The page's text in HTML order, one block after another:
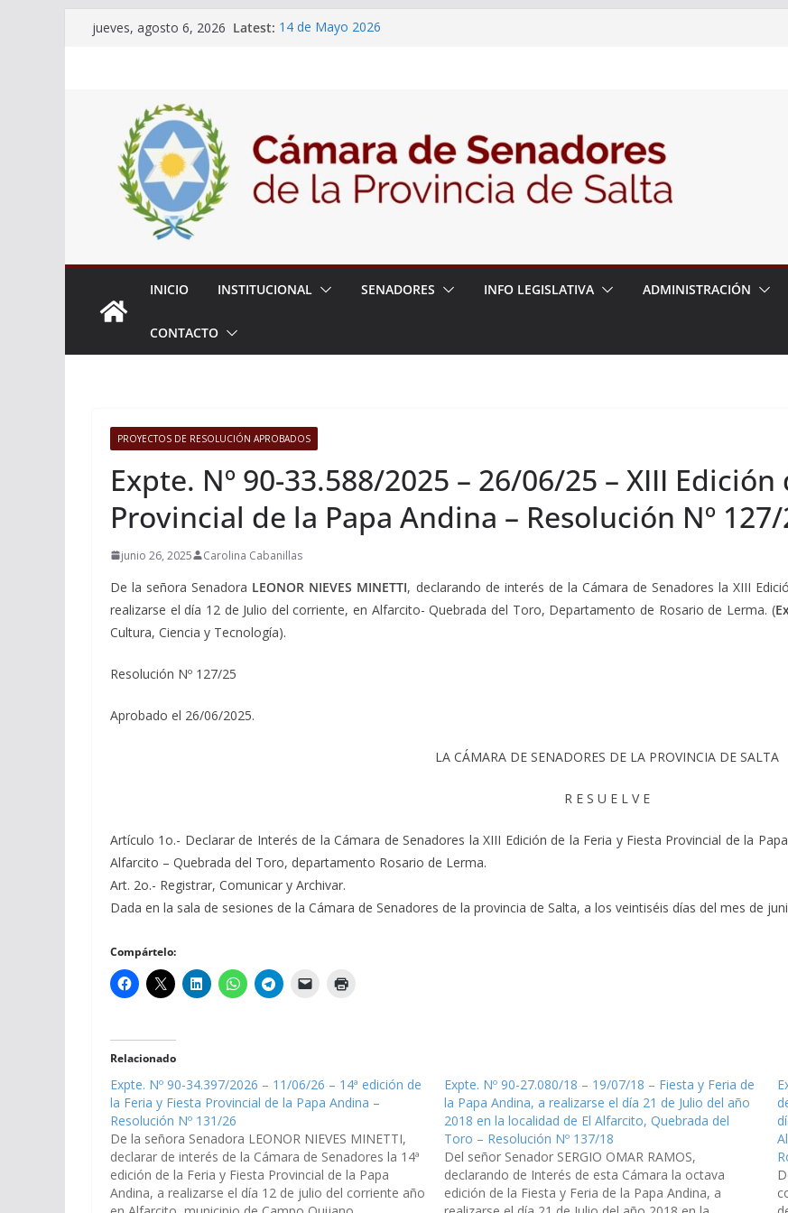
jueves, agosto 6, 2026 Latest: 14 de Mayo 2026
Adjudicacion Simple N° 27/26
INICIO INSTITUCIONAL SENADORES INFO LEGISLATIVA ADMINISTRACIÓN
CONTACTO
PROYECTOS DE RESOLUCIÓN APROBADOS
Expte. Nº 90-33.588/2025 – 26/06/25 – XIII
Provincial de la Papa Andina – Resolución Nº
junio 26, 2025 Carolina Cabanillas
De la señora Senadora LEONOR NIEVES MINETTI, declarando de interés de la Cámara de Senadores la XIII
realizarse el día 12 de Julio del corriente, en Alfarcito- Quebrada del Toro, Departamento de Rosario de Lerma. (
Cultura, Ciencia y Tecnología).
Resolución Nº 127/25
Aprobado el 26/06/2025.
LA CÁMARA DE SENADORES DE LA PROVINCIA DE SALTA
R E S U E L V E
Artículo 1o.- Declarar de Interés de la Cámara de Senadores la XIII Edición de la Feria y Fiesta Provincial de la
Alfarcito – Quebrada del Toro, departamento Rosario de Lerma.
Art. 2o.- Registrar, Comunicar y Archivar.
Dada en la sala de sesiones de la Cámara de Senadores de la provincia de Salta, a los veintiséis días del mes de
Compártelo:
Relacionado
Expte. Nº 90-34.397/2026 – 11/06/26 – 14ª edición de
la Feria y Fiesta Provincial de la Papa Andina –
Resolución Nº 131/26
De la señora Senadora LEONOR NIEVES MINETTI,
declarar de interés de la Cámara de Senadores la 14ª
edición de la Feria y Fiesta Provincial de la Papa
Andina, a realizarse el día 12 de julio del corriente año
Expte. Nº 90-27.080/18 – 19/07/18 – Fiesta y Feria de
la Papa Andina, a realizarse el día 21 de Julio del año
2018 en la localidad de El Alfarcito, Quebrada del
Toro – Resolución Nº 137/18
Del señor Senador SERGIO OMAR RAMOS,
declarando de Interés de esta Cámara la octava
edición de la Fiesta y Feria de la Papa Andina, a